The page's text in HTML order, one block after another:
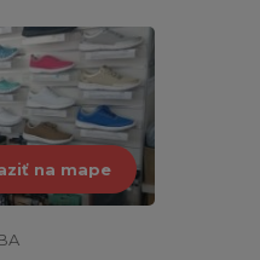
na mape